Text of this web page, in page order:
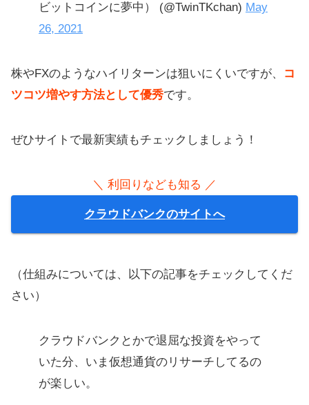
ビットコインに夢中） (@TwinTKchan) May
26, 2021
株やFXのようなハイリターンは狙いにくいですが、
コ
ツコツ増やす方法として優秀です。
ぜひサイトで最新実績もチェックしましょう！
＼ 利回りなども知る ／
クラウドバンクのサイトへ
（仕組みについては、以下の記事をチェックしてくだ
さい）
クラウドバンクとかで退屈な投資をやって
いた分、いま仮想通貨のリサーチしてるの
が楽しい。